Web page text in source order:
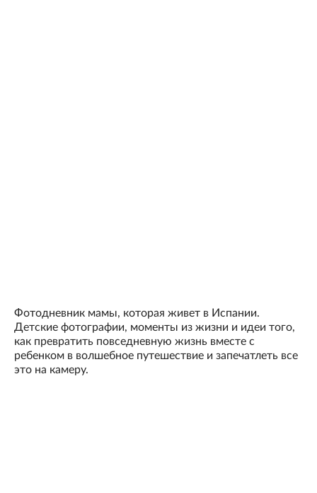
Фотодневник мамы, которая живет в Испании.
Детские фотографии, моменты из жизни и идеи того,
как превратить повседневную жизнь вместе с
ребенком в волшебное путешествие и запечатлеть все
это на камеру.